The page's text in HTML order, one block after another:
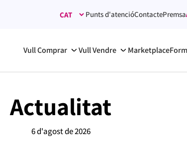
Punts d'atencióContactePremsa
Vull Comprar Vull Vendre Marketplace
Actualitat
6 d'agost de 2026